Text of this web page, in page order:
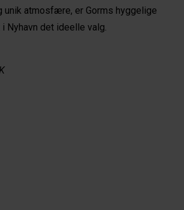
unik atmosfære, er Gorms hyggelige
Nyhavn det ideelle valg.